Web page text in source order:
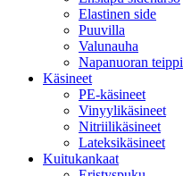
Elastinen side
Puuvilla
Valunauha
Napanuoran teippi
Käsineet
PE-käsineet
Vinyylikäsineet
Nitriilikäsineet
Lateksikäsineet
Kuitukankaat